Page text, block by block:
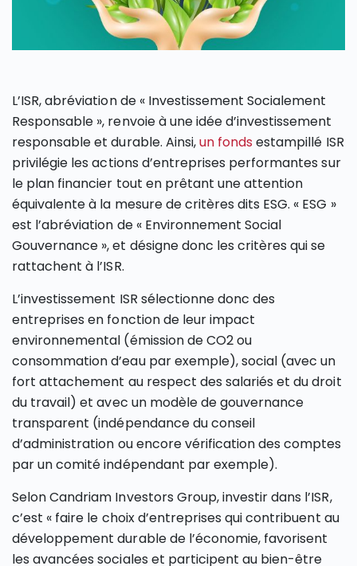
L’ISR, abréviation de « Investissement Socialement
Responsable », renvoie à une idée d’investissement
responsable et durable. Ainsi,un fonds estampillé ISR
privilégie les actions d’entreprises performantes sur
le plan financier tout en prêtant une attention
équivalente à la mesure de critères dits ESG. « ESG »
est l’abréviation de « Environnement Social
Gouvernance », et désigne donc les critères qui se
rattachent à l’ISR.
L’investissement ISR sélectionne donc des
entreprises en fonction de leur impact
environnemental (émission de CO2 ou
consommation d’eau par exemple), social (avec un
fort attachement au respect des salariés et du droit
du travail) et avec un modèle de gouvernance
transparent (indépendance du conseil
d’administration ou encore vérification des comptes
par un comité indépendant par exemple).
Selon Candriam Investors Group, investir dans l’ISR,
c’est « faire le choix d’entreprises qui contribuent au
développement durable de l’économie, favorisent
les avancées sociales et participent au bien-être